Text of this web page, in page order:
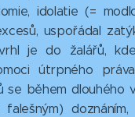
idolatie (=
uspořádal
je do žalářů,
útrpného
se během dlouhého
falešným)